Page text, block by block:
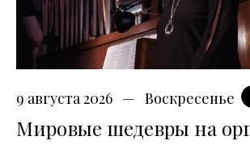
9 августа 2026 Воскресенье
Мировые шедевры на